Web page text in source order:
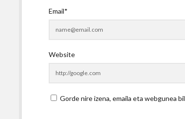
Email*
Website
Gorde nire izena, emaila eta webgunea